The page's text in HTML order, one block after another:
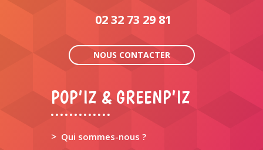
02 32 73 29 81
NOUS CONTACTER
POP’IZ & GREENP’IZ
> Qui sommes-nous ?